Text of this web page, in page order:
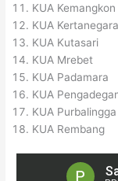
KUA Kemangkon
KUA Kertanegara
KUA Kutasari
KUA Mrebet
KUA Padamara
KUA
KUA Purbalingga
KUA Rembang